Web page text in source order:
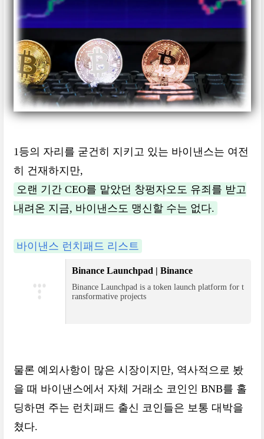
1등의 자리를 굳건히 지키고 있는 바이낸스는 여전
히 건재하지만,
오랜 기간 CEO를 맡았던 창펑자오도 유죄를 받고
내려온 지금, 바이낸스도 맹신할 수는 없다.
바이낸스 런치패드 리스트
Binance Launchpad | Binance
Binance Launchpad is a token launch platform for t
ransformative projects
물론 예외사항이 많은 시장이지만, 역사적으로 봤
을 때 바이낸스에서 자체 거래소 코인인 BNB를 홀
딩하면 주는 런치패드 출신 코인들은 보통 대박을
쳤다.